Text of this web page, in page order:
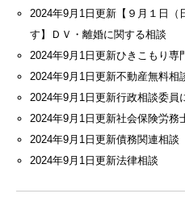
2024年9月1日更新【９月１日（
す】ＤＶ・離婚に関する相談
2024年9月1日更新ひきこもり専
2024年9月1日更新不動産無料相
2024年9月1日更新行政相談委員
2024年9月1日更新社会保険労務
2024年9月1日更新債務関連相談
2024年9月1日更新法律相談